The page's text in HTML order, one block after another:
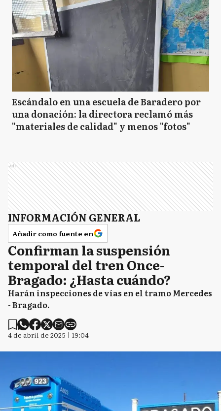
Escándalo en una escuela de Baradero por
una donación: la directora reclamó más
"materiales de calidad" y menos "fotos"
Ads
INFORMACIÓN GENERAL
Añadir como fuente en
Confirman la suspensión
temporal del tren Once-
Bragado: ¿Hasta cuándo?
Harán inspecciones de vías en el tramo Mercedes
- Bragado.
4 de abril de 2025 | 19:04